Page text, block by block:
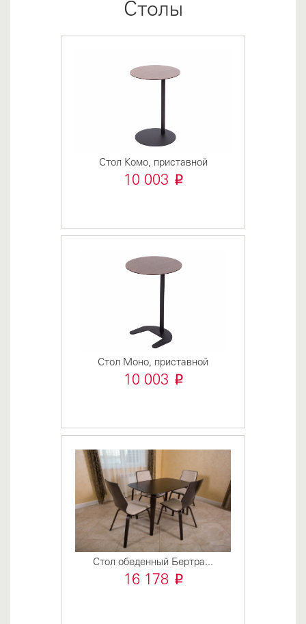
Столы
Стол Комо, приставной
10 003 i
Стол Моно, приставной
10 003 i
Стол обеденный Бертра...
16 178 i